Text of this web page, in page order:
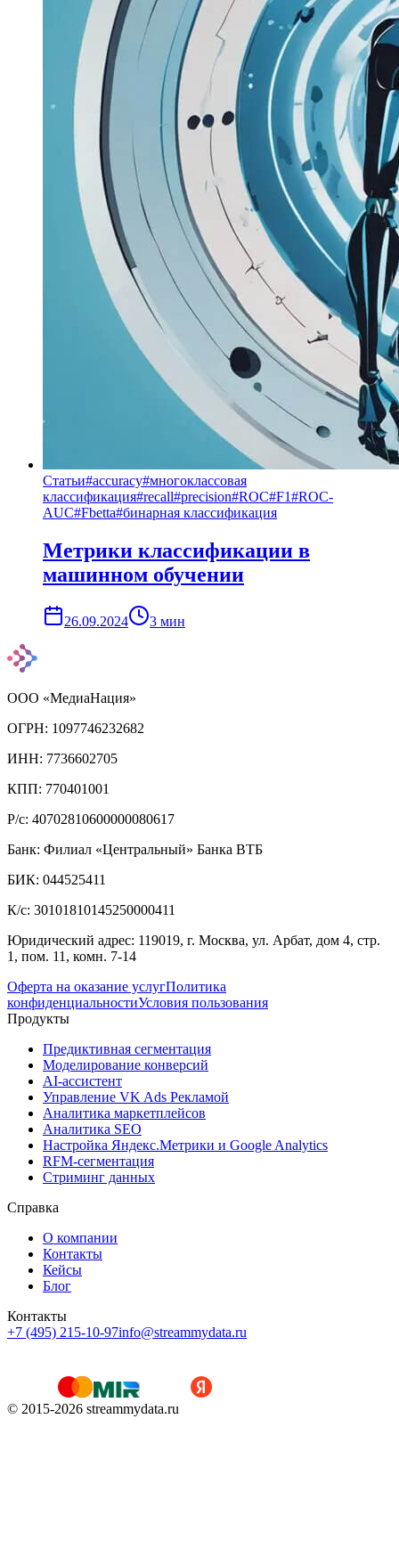
Статьи#accuracy#многоклассовая
классификация#recall#precision#ROC#F1#ROC-
AUC#Fbetta#бинарная классификация
Метрики классификации в
машинном обучении
26.09.2024 3 мин
ООО «МедиаНация»
ОГРН: 1097746232682
ИНН: 7736602705
КПП: 770401001
Р/с: 40702810600000080617
Банк: Филиал «Центральный» Банка ВТБ
БИК: 044525411
К/с: 30101810145250000411
Юридический адрес: 119019, г. Москва, ул. Арбат, дом 4, стр.
1, пом. 11, комн. 7-14
Оферта на оказание услугПолитика
конфиденциальностиУсловия пользования
Продукты
Предиктивная сегментация
Моделирование конверсий
AI-ассистент
Управление VK Ads Рекламой
Аналитика маркетплейсов
Аналитика SEO
Настройка Яндекс.Метрики и Google Analytics
RFM-сегментация
Cтриминг данных
Справка
О компании
Контакты
Кейсы
Блог
Контакты
+7 (495) 215-10-97info@streammydata.ru
© 2015-2026 streammydata.ru